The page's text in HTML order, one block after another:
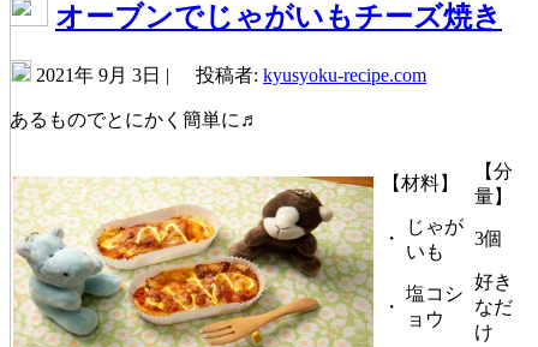
オーブンでじゃがいもチーズ焼き
2021年 9月 3日 | 投稿者: kyusyoku-recipe.com
あるものでとにかく簡単に♬
【材料】
【分
量】
・
じゃが
いも
3個
・
塩コシ
ョウ
好き
なだ
け